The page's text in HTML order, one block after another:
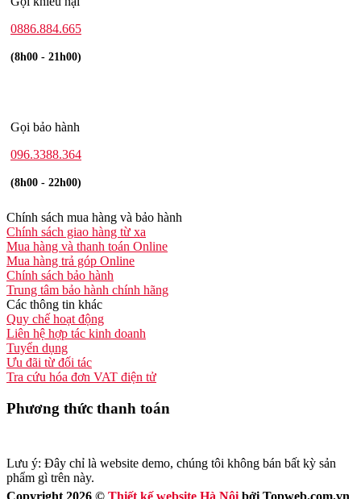
0886.884.665
(8h00 - 21h00)
Gọi bảo hành
096.3388.364
(8h00 - 22h00)
Chính sách mua hàng và bảo hành
Chính sách giao hàng từ xa
Mua hàng và thanh toán Online
Mua hàng trả góp Online
Chính sách bảo hành
Trung tâm bảo hành chính hãng
Các thông tin khác
Quy chế hoạt động
Liên hệ hợp tác kinh doanh
Tuyển dụng
Ưu đãi từ đối tác
Tra cứu hóa đơn VAT điện tử
Phương thức thanh toán
Lưu ý: Đây chỉ là website demo, chúng tôi không bán bất kỳ sản
phẩm gì trên này.